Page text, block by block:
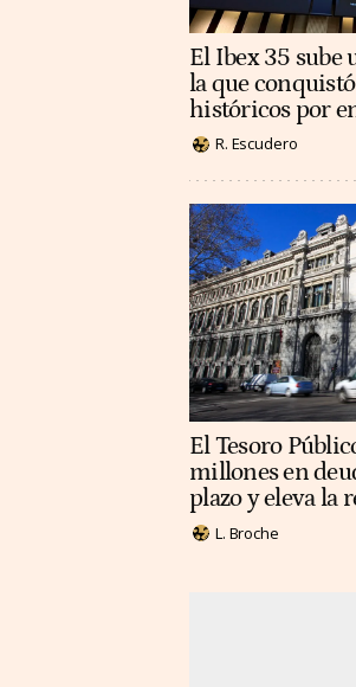
El Ibex 35 sube
la que
históricos por
R. Escudero
El Tesoro
millones en
plazo y eleva la
L. Broche